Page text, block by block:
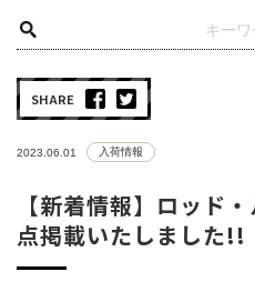
SHARE
2023.06.01 入荷情報
【新着情報】ロッド
点掲載いたしました!!